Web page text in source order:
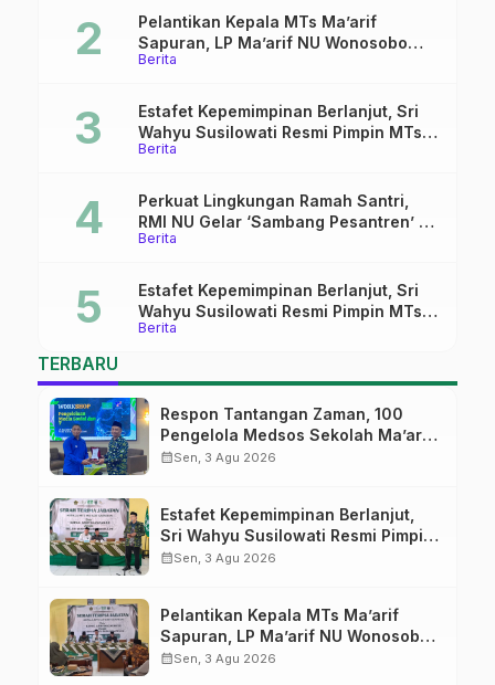
Berita
Pelantikan Kepala MTs Ma’arif
Sapuran, LP Ma’arif NU Wonosobo
Tekankan Lima Amanah
Berita
Estafet Kepemimpinan Berlanjut, Sri
Wahyu Susilowati Resmi Pimpin MTs
Ma’arif Sapuran
Berita
Perkuat Lingkungan Ramah Santri,
RMI NU Gelar ‘Sambang Pesantren’ di
Pati
Berita
Estafet Kepemimpinan Berlanjut, Sri
Wahyu Susilowati Resmi Pimpin MTs
Ma’arif Sapuran
TERBARU
Respon Tantangan Zaman, 100
Pengelola Medsos Sekolah Ma’arif
Pekalongan Ikuti Pelatihan Literasi
calendar_monthSen, 3 Agu 2026
Estafet Kepemimpinan Berlanjut,
Sri Wahyu Susilowati Resmi Pimpin
MTs Ma’arif Sapuran
calendar_monthSen, 3 Agu 2026
Pelantikan Kepala MTs Ma’arif
Sapuran, LP Ma’arif NU Wonosobo
Tekankan Lima Amanah
calendar_monthSen, 3 Agu 2026